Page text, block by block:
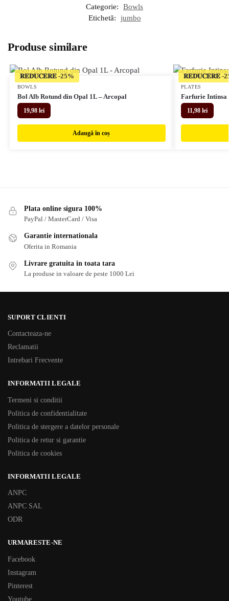
Categorie:
Bowls
Etichetă:
jumbo
Produse similare
𝐑𝐄𝐃𝐔𝐂𝐄𝐑𝐄
BOWLS
Bol Alb Rotund din Opal 1L – Arcopal
19,98 lei
Adaugă în coș
𝐑𝐄𝐃𝐔𝐂𝐄𝐑𝐄
PLATES
Farfurie Intinsa
11,98 lei
Plata online sigura 100%
PayPal / MasterCard / Visa
Garantie internationala
Oferita in Romania
Livrare gratuita in toata tara
La produse in valoare de peste 1000 Lei
SUPORT CLIENTI
Contacteaza-ne
Reclamatii
Intrebari Frecvente
INFORMATII LEGALE
Termeni si conditii
Politica de confidentialitate
Politica de stergere a datelor personale
Politica de retur si garantie
Politica de cookies
INFORMATII LEGALE
ANPC
ANPC SAL
ODR
URMARESTE-NE
Facebook
Instagram
Pinterest
Youtube